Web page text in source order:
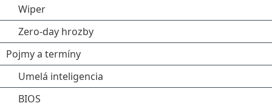
Wiper
Zero-day hrozby
Pojmy a termíny
Umelá inteligencia
BIOS